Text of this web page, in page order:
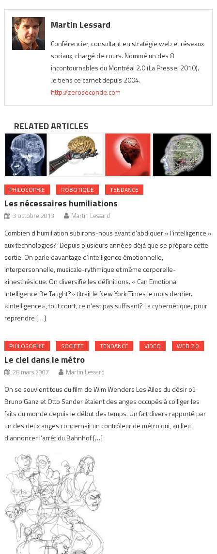
Martin Lessard
Conférencier, consultant en stratégie web et réseaux
sociaux, chargé de cours. Nommé un des 8
incontournables du Montréal 2.0 (La Presse, 2010).
Je tiens ce carnet depuis 2004.
http://zeroseconde.com
RELATED ARTICLES
PHILOSOPHIE ROBOTIQUE TENDANCE
Les nécessaires humiliations
3 octobre 2013 Martin Lessard
Combien d’humiliation subirons-nous avant d’abdiquer « l’intelligence »
aux technologies? Depuis plusieurs années déjà que se prépare cette
sortie. On parle davantage d’intelligence émotionnelle,
interpersonnelle, musicale-rythmique et même corporelle-
kinesthésique. On diversifie les définitions. « Can Emotional
Intelligence Be Taught?» titrait le New York Times le mois dernier.
«Intelligence», tout court, ce n’est pas suffisant? La cybernétique, pour
reprendre […]
PHILOSOPHIE SOCIETE TENDANCE VIDEO WEB 2.0
Le ciel dans le métro
28 mars 2007 Martin Lessard
On se souvient tous du film de Wim Wenders Les Ailes du désir où
Bruno Ganz et Otto Sander étaient des anges occupés à colliger les
faits du monde depuis le début des temps. Un fait divers rapporté par
un des deux anges concernait un contrôleur de métro qui, au lieu
d’annoncer l’arrêt du Bahnhof […]